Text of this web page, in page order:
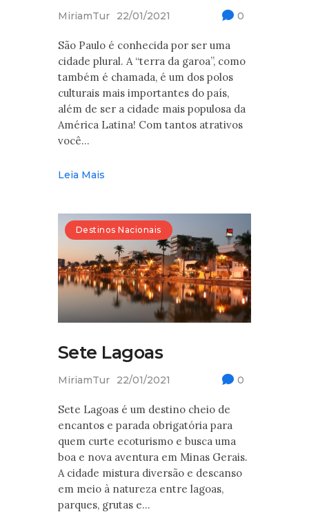
MiriamTur 22/01/2021 0
São Paulo é conhecida por ser uma
cidade plural. A “terra da garoa”, como
também é chamada, é um dos polos
culturais mais importantes do país,
além de ser a cidade mais populosa da
América Latina! Com tantos atrativos
você…
Leia Mais
Destinos Nacionais
Sete Lagoas
MiriamTur 22/01/2021 0
Sete Lagoas é um destino cheio de
encantos e parada obrigatória para
quem curte ecoturismo e busca uma
boa e nova aventura em Minas Gerais.
A cidade mistura diversão e descanso
em meio à natureza entre lagoas,
parques, grutas e…